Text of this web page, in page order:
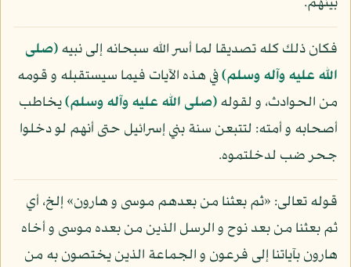
فكان ذلك كله تصديقا لما أسر الله سبحانه إلى نبيه(صلى
الله عليه وآله وسلم)في هذه الآيات فيما سيستقبله و قومه
من الحوادث، و لقوله(صلى الله عليه وآله وسلم)يخاطب
أصحابه و أمته: لتتبعن سنة بني إسرائيل حتى أنهم لو دخلوا
جحر ضب لدخلتموه.
قوله تعالى: «ثم بعثنا من بعدهم موسى و هارون» إلخ، أي
ثم بعثنا من بعد نوح و الرسل الذين من بعده موسى و أخاه
هارون بآياتنا إلى فرعون و الجماعة الذين يختصون به من